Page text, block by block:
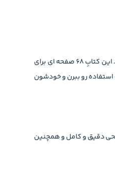
فارسی شب امتحان دوازدهم خیلی سبز یک کتاب مناسب ویژه امتحانات نهاییه که دانش آموزا رو برای امتحان زیست دوازدهم به طور کامل آماده میکنه. این کتابِ 68 صفحه ای برای
رو ببرن و خودشون
سوال نوبت اول و دوم، پاسخنامه تشریحی دقیق و کامل و همچنین